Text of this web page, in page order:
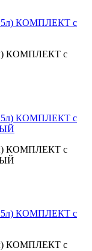
КОМПЛЕКТ с
КОМПЛЕКТ с
КОМПЛЕКТ с